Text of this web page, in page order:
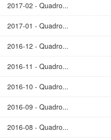
2017-02 - Quadro...
2017-01 - Quadro...
2016-12 - Quadro...
2016-11 - Quadro...
2016-10 - Quadro...
2016-09 - Quadro...
2016-08 - Quadro...